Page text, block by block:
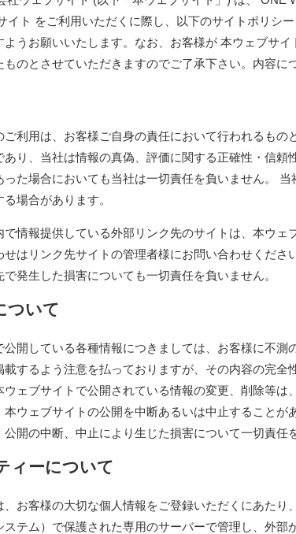
イト をご利用いただくに際し、以下のサイトポリシ
ようお願いいたします。なお、お客様が 本ウェブサ
ものとさせていただきますのでご了承下さい。内容に
ご利用は、お客様ご自身の責任において行われるも
あり、当社は情報の真偽、評価に関する正確性・信
った場合においても当社は一切責任を負いません。
場合があります。
で情報提供している外部リンク先のサイトは、本ウ
せはリンク先サイトの管理者様にお問い合わせくだ
発生した損害についても一切責任を負いません。
ついて
公開している各種情報につきましては、お客様に不
載するよう注意を払っておりますが、その内容の完
ウェブサイトで公開されている情報の変更、削除等
本ウェブサイトの公開を中断あるいは中止すること
開の中断、中止により生じた損害について一切責任
ィーについて
、お客様の大切な個人情報をご登録いただくにあた
ステム）で保護された専用のサーバーで管理し、外